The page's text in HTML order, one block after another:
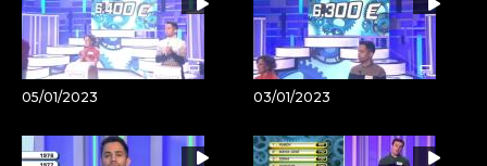
05/01/2023 03/01/2023